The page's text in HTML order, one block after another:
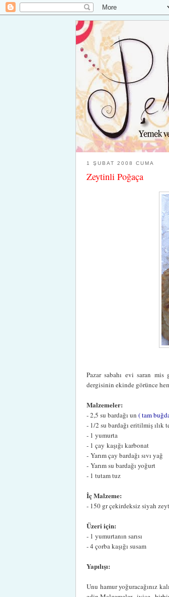
1 ŞUBAT 2008 CUMA
Zeytinli Poğaça
Pazar sabahı evi saran
dergisinin ekinde görünce
Malzemeler:
- 2,5 su bardağı un ( tam
- 1/2 su bardağı eritilmiş ılık
- 1 yumurta
- 1 çay kaşığı karbonat
- Yarım çay bardağı sıvı yağ
- Yarım su bardağı yoğurt
- 1 tutam tuz
İç Malzeme:
- 150 gr çekirdeksiz siyah
Üzeri için:
- 1 yumurtanın sarısı
- 4 çorba kaşığı susam
Yapılışı:
Unu hamur yoğuracağınız